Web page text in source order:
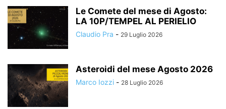
Le Comete del mese di Agosto:
LA 10P/TEMPEL AL PERIELIO
Claudio Pra - 29 Luglio 2026
Asteroidi del mese Agosto 2026
Marco Iozzi - 28 Luglio 2026